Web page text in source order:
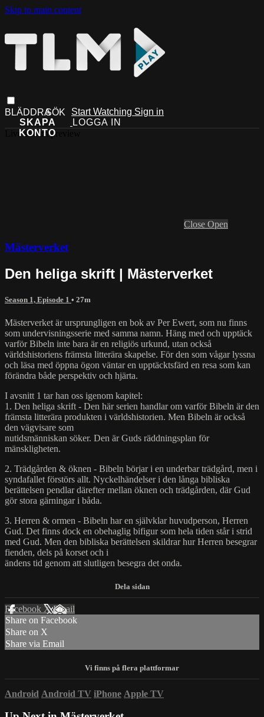
Skip to main content
Start Watching Sign in
Live stream preview
Close Open
Mästerverket
Den heliga skrift | Mästerverket
Season 1, Episode 1 • 27m
Mästerverket är ursprungligen en bok av Per Ewert, som nu finns
som undervisningsserie med samma namn. Häng med och upptäck
varför Bibeln inte bara är en religiös urkund, utan också
världshistoriens främsta litterära skapelse. För den som vågar lyssna
och läsa med öppna ögon väntar en upptäcktsfärd en resa som kan
förändra både perspektiv och hjärta.
I avsnitt 1 tar han oss igenom kapitel:
1. Den heliga skrift - Den här serien handlar om varför Bibeln är den
främsta litterära produkten i världshistorien. Men Bibeln är också
den vägvisare som
nutidsmänniskan söker. Den är Guds räddningsplan för
mänskligheten.
2. Trädgården & öknen - Bibeln börjar i en underbar trädgård, men i
syndafallet förstörs allt. Nyckelhändelser i den långa bibliska
berättelsen pendlar därefter mellan öknen och trädgården, där Gud
gör stora gärningar i båda.
3. Herren & ormen - Bibeln har en självklar huvudperson, Herren
Gud. Det finns dock en obehaglig bifigur som hela tiden står i strid
med Gud. Men den bibliska berättelsen skildrar hur Herren besegrar
fienden, dels på korset och i
ändens tid genom att slutligen besegra det onda.
Facebook XEmail
Share on Facebook
Share on X
Share via Email
Android Android TV iPhone Apple TV